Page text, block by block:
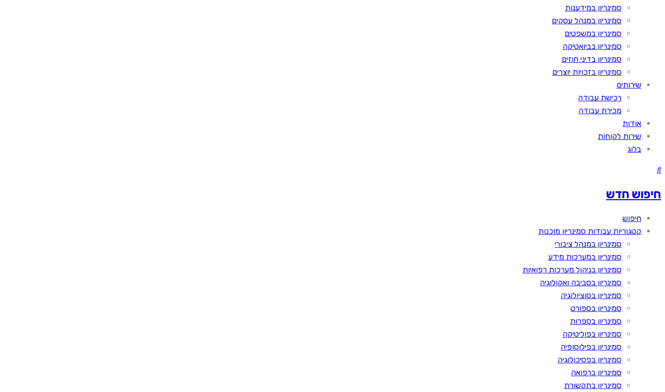
סמינריון במידענות
סמינריון במנהל עסקים
סמינריון במשפטים
סמינריון בביואטיקה
סמינריון בדיני חוזים
סמינריון בזכויות יוצרים
שירותים
רכישת עבודה
מכירת עבודה
אודות
שירות לקוחות
בלוג
חיפוש חדש
חיפוש
קטגוריות עבודות סמינריון מוכנות
סמינריון במנהל ציבורי
סמינריון במערכות מידע
סמינריון בניהול מערכות רפואיות
סמינריון בסביבה ואקולוגיה
סמינריון בסוציולוגיה
סמינריון בספורט
סמינריון בספרות
סמינריון בפוליטיקה
סמינריון בפילוסופיה
סמינריון בפסיכולוגיה
סמינריון ברפואה
סמינריון בתקשורת